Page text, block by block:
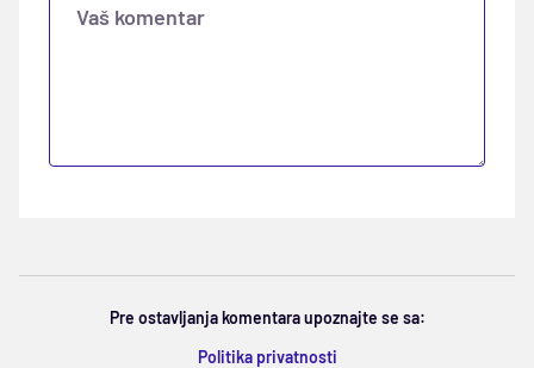
Vaš komentar
Pre ostavljanja komentara upoznajte se sa:
Politika privatnosti